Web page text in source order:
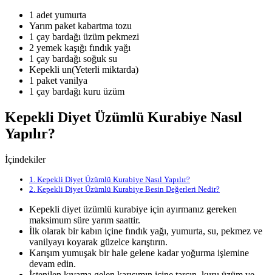
1 adet yumurta
Yarım paket kabartma tozu
1 çay bardağı üzüm pekmezi
2 yemek kaşığı fındık yağı
1 çay bardağı soğuk su
Kepekli un(Yeterli miktarda)
1 paket vanilya
1 çay bardağı kuru üzüm
Kepekli Diyet Üzümlü Kurabiye Nasıl
Yapılır?
İçindekiler
1. Kepekli Diyet Üzümlü Kurabiye Nasıl Yapılır?
2. Kepekli Diyet Üzümlü Kurabiye Besin Değerleri Nedir?
Kepekli diyet üzümlü kurabiye için ayırmanız gereken
maksimum süre yarım saattir.
İlk olarak bir kabın içine fındık yağı, yumurta, su, pekmez ve
vanilyayı koyarak güzelce karıştırın.
Karışım yumuşak bir hale gelene kadar yoğurma işlemine
devam edin.